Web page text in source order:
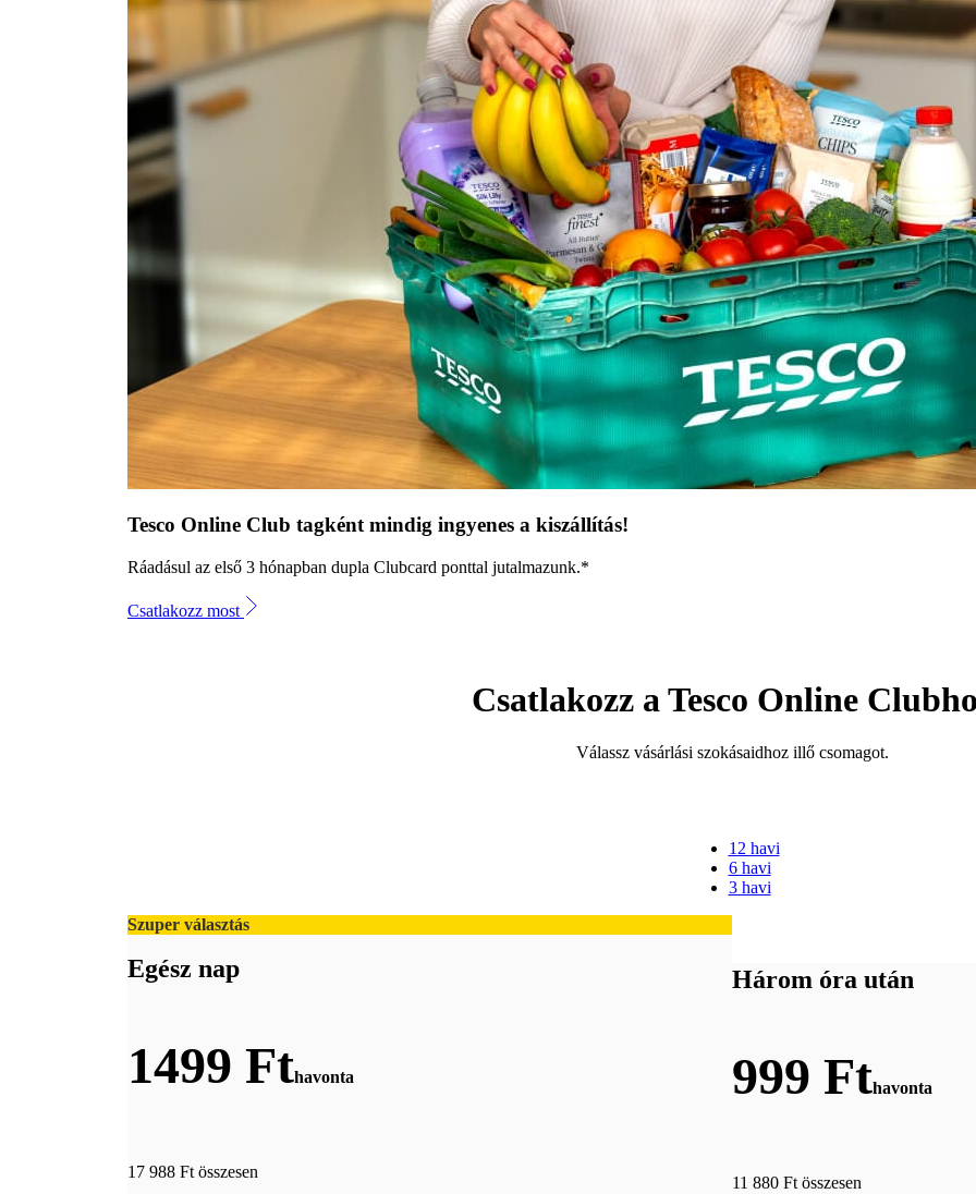
Tesco Online Club tagként mindig ingyenes a kiszállítás!
Ráadásul az első 3 hónapban dupla Clubcard ponttal jutalmazunk.*
Csatlakozz most
Csatlakozz a Tesco Online
Válassz vásárlási szokásaidhoz illő csomagot.
12 havi
6 havi
3 havi
Szuper választás
Egész nap
1499 Fthavonta
17 988 Ft összesen
Három óra után
999 Fthavonta
11 880 Ft összesen